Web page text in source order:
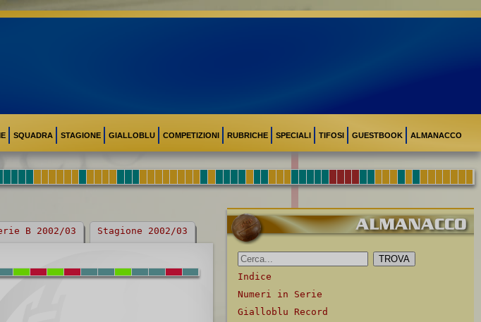
SQUADRA STAGIONE GIALLOBLU COMPETIZIONI RUBRICHE SPECIALI TIFOSI GUESTBOOK ALMANACCO
B 2002/03 Stagione 2002/03
Indice
Numeri in Serie
Gialloblu Record